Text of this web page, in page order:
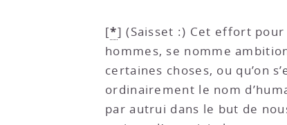
[*](Saisset :) Cet effort
hommes, se nomme
certaines choses, ou qu’on
ordinairement le nom
par autrui dans le but de